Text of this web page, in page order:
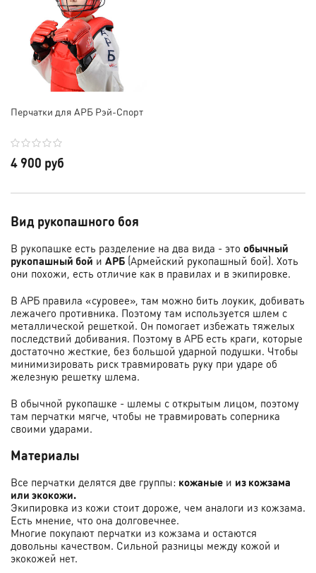
Перчатки для АРБ Рэй-Спорт
4 900 руб
Вид рукопашного боя
В рукопашке есть разделение на два вида - это обычный
рукопашный бой и АРБ (Армейский рукопашный бой). Хоть
они похожи, есть отличие как в правилах и в экипировке.
В АРБ правила «суровее», там можно бить лоукик, добивать
лежачего противника. Поэтому там используется шлем с
металлической решеткой. Он помогает избежать тяжелых
последствий добивания. Поэтому в АРБ есть краги, которые
достаточно жесткие, без большой ударной подушки. Чтобы
минимизировать риск травмировать руку при ударе об
железную решетку шлема.
В обычной рукопашке - шлемы с открытым лицом, поэтому
там перчатки мягче, чтобы не травмировать соперника
своими ударами.
Материалы
Все перчатки делятся две группы: кожаные и из кожзама
или экокожи.
Экипировка из кожи стоит дороже, чем аналоги из кожзама.
Есть мнение, что она долговечнее.
Многие покупают перчатки из кожзама и остаются
довольны качеством. Сильной разницы между кожой и
экокожей нет.